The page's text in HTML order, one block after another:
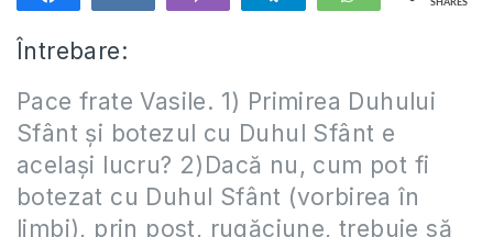
SHARES
Întrebare:
Pace frate Vasile. 1) Primirea Duhului
Sfânt și botezul cu Duhul Sfânt e
același lucru? 2)Dacă nu, cum pot fi
botezat cu Duhul Sfânt (vorbirea în
limbi), prin post, rugăciune, trebuie să